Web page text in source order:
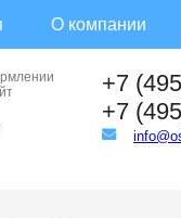
О компании
+7
+7